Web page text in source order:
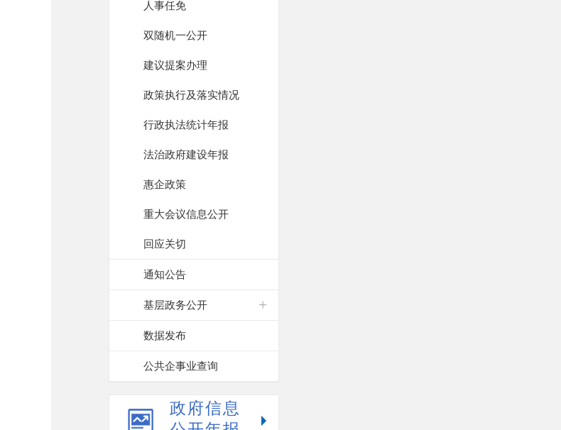
人事任免
双随机一公开
建议提案办理
政策执行及落实情况
行政执法统计年报
法治政府建设年报
惠企政策
重大会议信息公开
回应关切
通知公告
基层政务公开
数据发布
公共企事业查询
政府信息